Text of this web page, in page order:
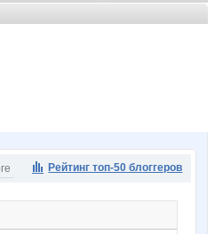
Рейтинг топ-50 блоггеров